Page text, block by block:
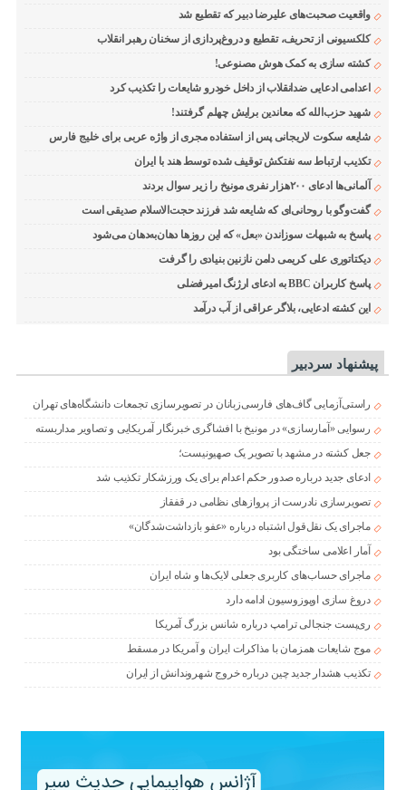
واقعیت صحبت‌های علیرضا دبیر که تقطیع شد
کلکسیونی از تحریف، تقطیع و دروغ‌پردازی از سخنان رهبر انقلاب
کشته سازی به کمک هوش مصنوعی!
اعدامی ادعایی ضدانقلاب از داخل خودرو شایعات را تکذیب کرد
شهید حزب‌الله که معاندین برایش چهلم گرفتند!
شایعه سکوت لاریجانی پس از استفاده مجری از واژه عربی برای خلیج فارس
تکذیب ارتباط سه نفتکش توقیف شده توسط هند با ایران
آلمانی‌ها ادعای ۲۰۰هزار نفری مونیخ را زیر سوال بردند
گفت‌وگو با روحانی‌ای که شایعه شد فرزند حجت‌الاسلام صدیقی است
پاسخ به شبهات سوزاندن «بعل» که این روزها دهان‌به‌دهان می‌شود
دیکتاتوری علی کریمی دامن نازنین بنیادی را گرفت
پاسخ کاربران BBC به ادعای ارژنگ امیرفضلی
این کشته ادعایی، بلاگر عراقی از آب درآمد
پیشنهاد سردبیر
راستی‌آزمایی گاف‌های فارسی‌زبانان در تصویرسازی تجمعات دانشگاه‌های تهران
رسوایی «آمارسازی» در مونیخ با افشاگری خبرنگار آمریکایی و تصاویر مداربسته
جعل کشته در مشهد با تصویر یک صهیونیست؛
ادعای جدید درباره صدور حکم اعدام برای یک ورزشکار تکذیب شد
تصویرسازی نادرست از پروازهای نظامی در قفقاز
ماجرای یک نقل‌قول اشتباه درباره «عفو بازداشت‌شدگان»
آمار اعلامی ساختگی بود
ماجرای حساب‌های کاربری جعلی لایک‌ها و شاه ایران
دروغ سازی اوپوزوسیون ادامه دارد
ری‌پست جنجالی ترامپ درباره شانس بزرگ آمریکا
موج شایعات همزمان با مذاکرات ایران و آمریکا در مسقط
تکذیب هشدار جدید چین درباره خروج شهروندانش از ایران